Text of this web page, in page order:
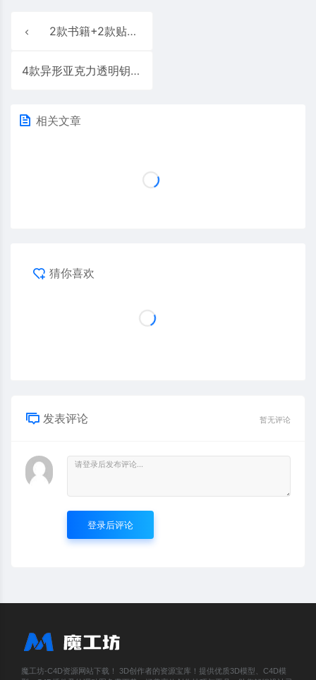
2款书籍+2款贴纸+7款纸袋样机模型
4款异形亚克力透明钥匙扣样机
相关文章
猜你喜欢
发表评论 暂无评论
登录后评论
魔工坊-C4D资源网站下载！ 3D创作者的资源宝库！提供优质3D模型、C4D模